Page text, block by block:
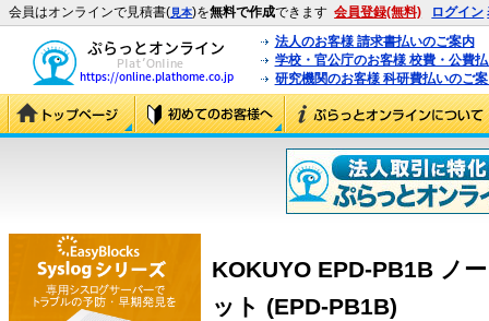
会員はオンラインで見積書(見本)を無料で作成できます 会員登録(無料) ログイン
法人のお客様 請求書払いのご案内
学校・官公庁のお客様 校費・公費
研究機関のお客様 科研費払いのご
KOKUYO EPD-PB1B ノ
ット (EPD-PB1B)